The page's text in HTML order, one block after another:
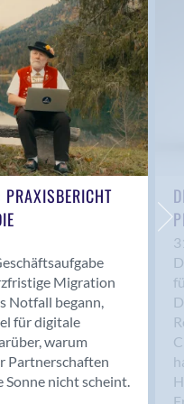
PRAXISBERICHT
Migration
Notfall begann,
für digitale
warum
Partnerschaften
Sonne nicht scheint.